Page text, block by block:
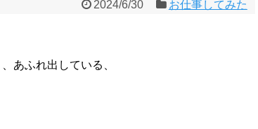
2024/6/30 お仕事してみた
あふれ出している、